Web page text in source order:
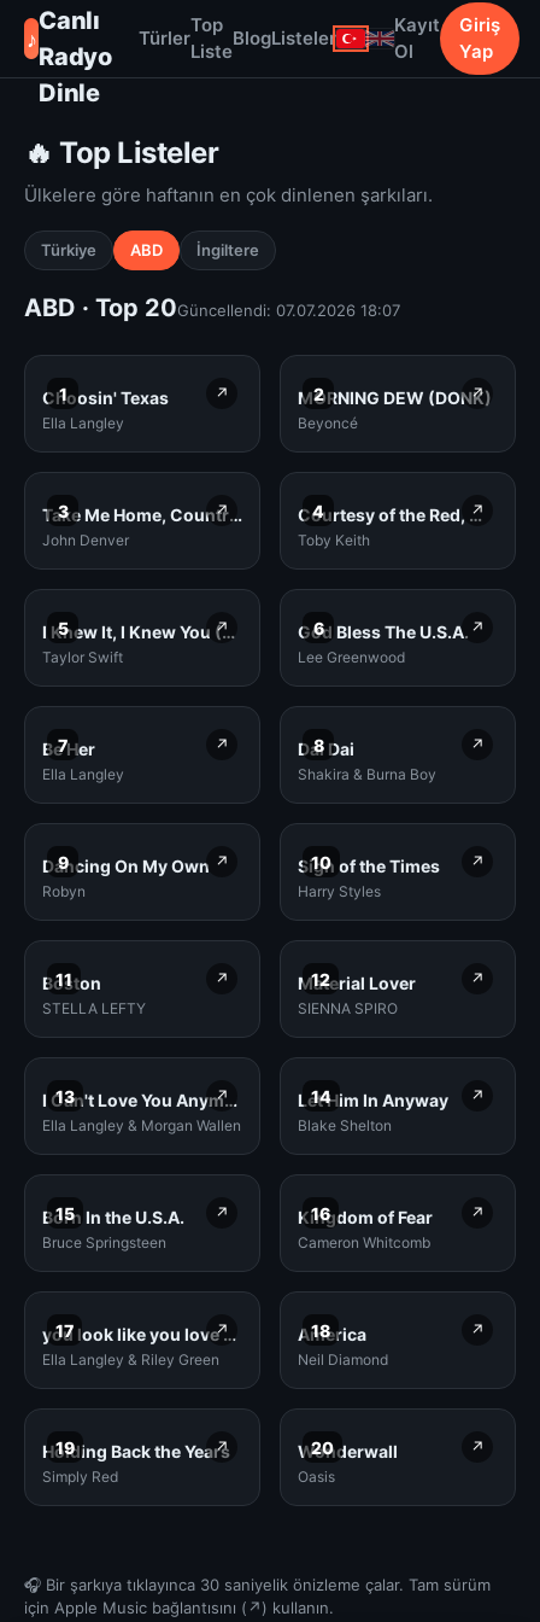
♪
Canlı
Radyo
Dinle
Türler
Top
Liste
BlogListeler
Kayıt
Ol
Giriş
Yap
🔥 Top Listeler
Ülkelere göre haftanın en çok dinlenen şarkıları.
Türkiye ABD İngiltere
ABD · Top 20Güncellendi: 07.07.2026 18:07
1 ↗
Choosin' Texas
Ella Langley
2 ↗
MORNING DEW (DONK)
Beyoncé
3 ↗Take Me Home, Country Roads (Original Version)
John Denver
4 ↗
Courtesy of the Red, White and Blue (The Angry American)
Toby Keith
5 ↗I Knew It, I Knew You (From "Toy Story 5")
Taylor Swift
6 ↗
God Bless The U.S.A.
Lee Greenwood
7 ↗
Be Her
Ella Langley
8 ↗
Dai Dai
Shakira & Burna Boy
9 ↗
Dancing On My Own
Robyn
10 ↗
Sign of the Times
Harry Styles
11 ↗
Boston
STELLA LEFTY
12 ↗
Material Lover
SIENNA SPIRO
13 ↗I Can't Love You Anymore
Ella Langley & Morgan Wallen
14 ↗
Let Him In Anyway
Blake Shelton
15 ↗
Born In the U.S.A.
Bruce Springsteen
16 ↗
Kingdom of Fear
Cameron Whitcomb
17 ↗you look like you love me
Ella Langley & Riley Green
18 ↗
America
Neil Diamond
19 ↗
Holding Back the Years
Simply Red
20 ↗
Wonderwall
Oasis
🎧 Bir şarkıya tıklayınca 30 saniyelik önizleme çalar. Tam sürüm
için Apple Music bağlantısını (↗) kullanın.